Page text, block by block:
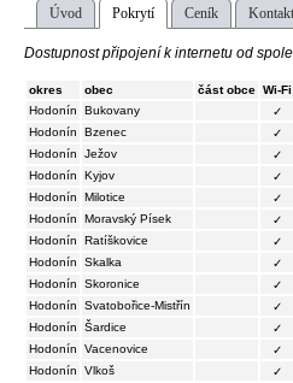
Úvod Pokrytí Ceník
Dostupnost připojení k internetu od
okres obec část obce Wi-Fi
Hodonín
Bukovany
✓
Hodonín
Bzenec
✓
Hodonín
Ježov
✓
Hodonín
Kyjov
✓
Hodonín
Milotice
✓
Hodonín
Moravský Písek
✓
Hodonín
Ratíškovice
✓
Hodonín
Skalka
✓
Hodonín
Skoronice
✓
Hodonín
Svatobořice-Mistřín
✓
Hodonín
Šardice
✓
Hodonín
Vacenovice
✓
Hodonín
Vlkoš
✓